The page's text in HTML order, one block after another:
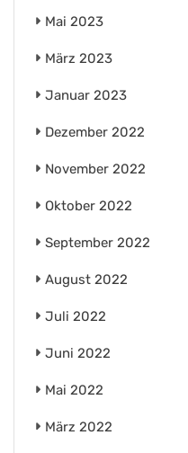
Mai 2023
März 2023
Januar 2023
Dezember 2022
November 2022
Oktober 2022
September 2022
August 2022
Juli 2022
Juni 2022
Mai 2022
März 2022